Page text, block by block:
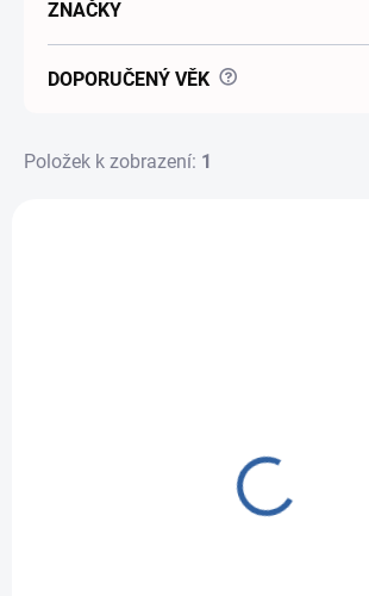
ZNAČKY
DOPORUČENÝ VĚK ?
Položek k zobrazení: 1